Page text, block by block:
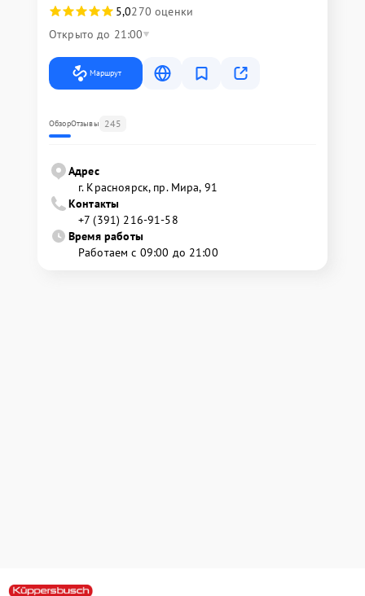
5,0270 оценки
Открыто до 21:00
Маршрут
ОбзорОтзывы 245
Адрес
г. Красноярск, ​пр. Мира, 91
Контакты
+7 (391) 216-91-58
Время работы
Работаем с 09:00 до 21:00